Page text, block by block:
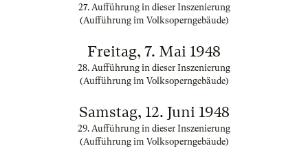
27. Aufführung in dieser Inszenierung
(Aufführung im Volksoperngebäude)
Freitag, 7. Mai 1948
28. Aufführung in dieser Inszenierung
(Aufführung im Volksoperngebäude)
Samstag, 12. Juni 1948
29. Aufführung in dieser Inszenierung
(Aufführung im Volksoperngebäude)